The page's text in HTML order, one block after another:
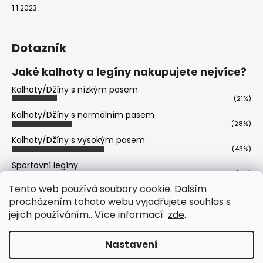
Tento web používá soubory cookie. Dalším
procházením tohoto webu vyjadřujete souhlas s
jejich používáním.. Více informací zde.
Nastavení
1.1.2023
Dotazník
Jaké kalhoty a legíny nakupujete nejvíce?
Kalhoty/Džíny s nízkým pasem
(21%)
Kalhoty/Džíny s normálním pasem
(28%)
Kalhoty/Džíny s vysokým pasem
(43%)
Sportovní legíny
(6%)
Volnočasové legíny
Počet hlasů:402
Vytvořil Shoptet
Copyright 2026Prémiová Italská Móda - Freddy,